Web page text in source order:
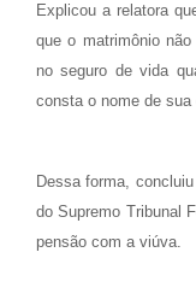
Explicou a relatora
que o matrimônio
no seguro de vida
consta o nome de sua
Dessa forma,
do Supremo Tribunal
pensão com a viúva.